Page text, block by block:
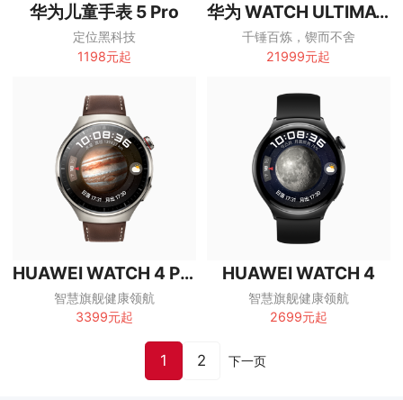
华为儿童手表 5 Pro
定位黑科技
1198元起
华为 WATCH ULTIMATE DESIGN 非凡大师
千锤百炼，锲而不舍
21999元起
HUAWEI WATCH 4 Pro
智慧旗舰健康领航
3399元起
HUAWEI WATCH 4
智慧旗舰健康领航
2699元起
1 2 下一页